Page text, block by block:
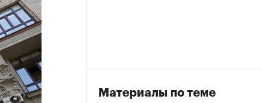
Материалы по теме